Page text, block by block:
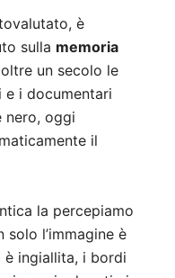
è
sulla memoria
un secolo le
i documentari
nero, oggi
il
la percepiamo
solo l’immagine è
ingiallita, i bordi